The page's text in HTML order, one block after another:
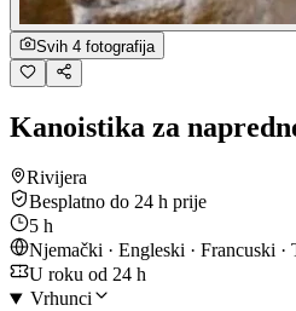
Svih 4 fotografija
Kanoistika za
Rivijera
Besplatno do 24 h prije
5 h
Njemački · Engleski · Francuski ·
U roku od 24 h
Vrhunci